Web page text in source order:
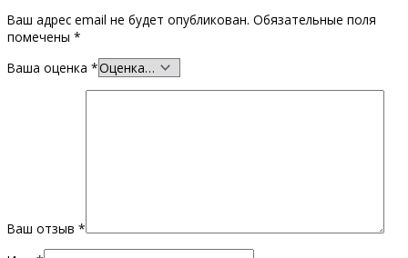
Ваш адрес email не будет опубликован. Обязательные поля
помечены *
Ваша оценка *
Ваш отзыв *